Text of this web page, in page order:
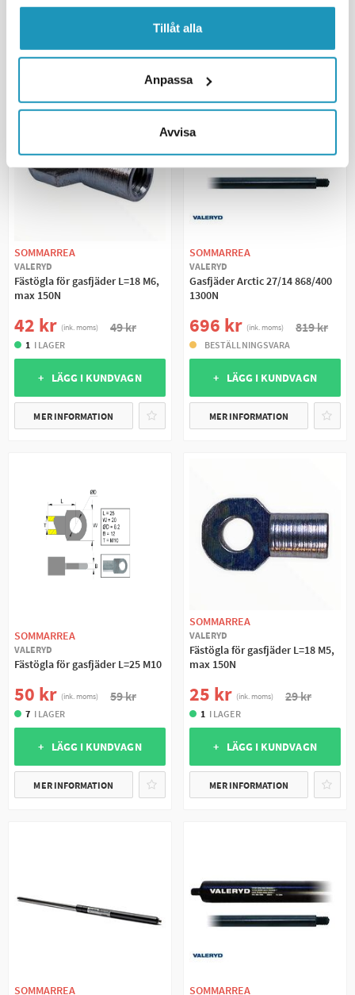
Tillåt alla
Anpassa
Avvisa
+ LÄGG I KUNDVAGN
MER INFORMATION
+ LÄGG I KUNDVAGN
MER INFORMATION
SOMMARREA
VALERYD
Fästögla för gasfjäder L=18 M6,
max 150N
42 kr (ink. moms) 49 kr
1 I LAGER
+ LÄGG I KUNDVAGN
MER INFORMATION
SOMMARREA
VALERYD
Gasfjäder Arctic 27/14 868/400
1300N
696 kr (ink. moms) 819 kr
BESTÄLLNINGSVARA
+ LÄGG I KUNDVAGN
MER INFORMATION
SOMMARREA
VALERYD
Fästögla för gasfjäder L=25 M10
50 kr (ink. moms) 59 kr
7 I LAGER
+ LÄGG I KUNDVAGN
MER INFORMATION
SOMMARREA
VALERYD
Fästögla för gasfjäder L=18 M5,
max 150N
25 kr (ink. moms) 29 kr
1 I LAGER
+ LÄGG I KUNDVAGN
MER INFORMATION
SOMMARREA SOMMARREA